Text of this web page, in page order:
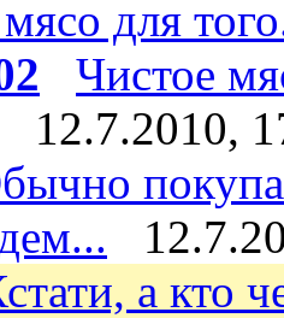
для
Чистое
12.7.2010,
а кто